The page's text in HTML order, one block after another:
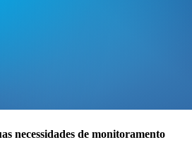
necessidades de monitoramento